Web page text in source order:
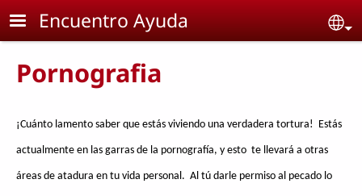
Skip to main content
Encuentro Ayuda
Pornografia
¡Cuánto lamento saber que estás viviendo una verdadera tortura! Estás
actualmente en las garras de la pornografía, y esto te llevará a otras
áreas de atadura en tu vida personal. Al tú darle permiso al pecado lo